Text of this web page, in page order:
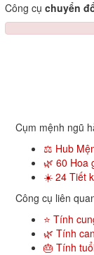
Công cụ chuyển
Cụm mệnh ngũ
⚖️ Hub
🌿 60 Hoa
☀️ 24 Tiết
Công cụ liên
⭐ Tính
🌿 Tính
🎂 Tính